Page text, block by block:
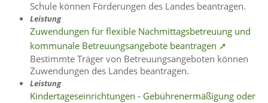
Schule können Förderungen des Landes beantragen.
Leistung
Zuwendungen für flexible Nachmittagsbetreuung und
kommunale Betreuungsangebote beantragen ➚
Bestimmte Träger von Betreuungsangeboten können
Zuwendungen des Landes beantragen.
Leistung
Kindertageseinrichtungen - Gebührenermäßigung oder